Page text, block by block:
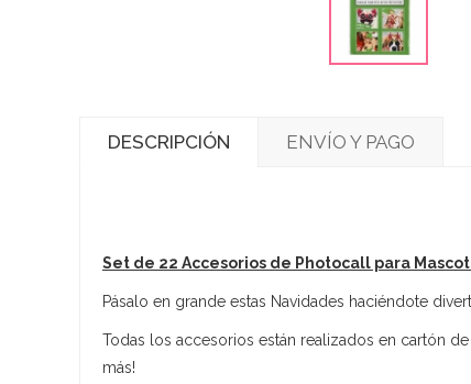
DESCRIPCIÓN ENVÍO Y PAGO
Set de 22 Accesorios de Photocall para
Pásalo en grande estas Navidades haciéndote
Todas los accesorios están realizados en cartón
más!